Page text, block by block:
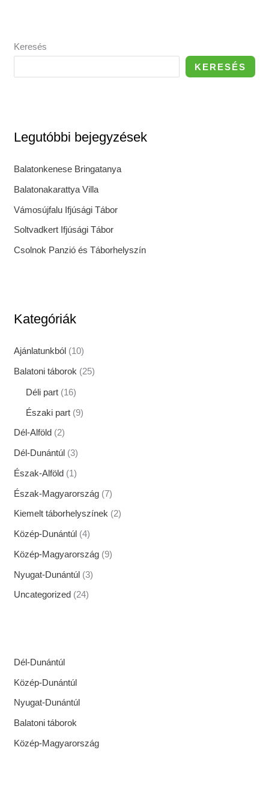
Keresés
KERESÉS
Legutóbbi bejegyzések
Balatonkenese Bringatanya
Balatonakarattya Villa
Vámosújfalu Ifjúsági Tábor
Soltvadkert Ifjúsági Tábor
Csolnok Panzió és Táborhelyszín
Kategóriák
Ajánlatunkból (10)
Balatoni táborok (25)
Déli part (16)
Északi part (9)
Dél-Alföld (2)
Dél-Dunántúl (3)
Észak-Alföld (1)
Észak-Magyarország (7)
Kiemelt táborhelyszínek (2)
Közép-Dunántúl (4)
Közép-Magyarország (9)
Nyugat-Dunántúl (3)
Uncategorized (24)
Dél-Dunántúl
Közép-Dunántúl
Nyugat-Dunántúl
Balatoni táborok
Közép-Magyarország